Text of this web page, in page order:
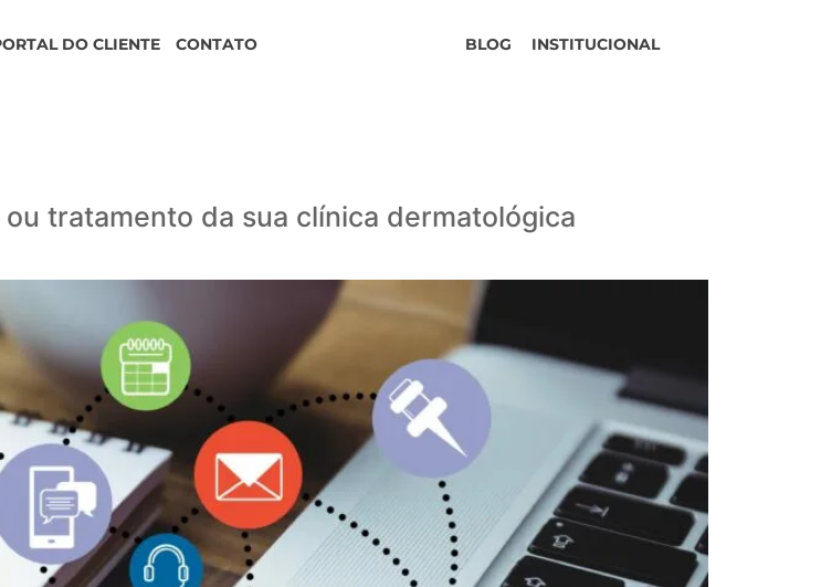
DO CLIENTE CONTATO INSTITUCIONAL
BLOG
tratamento da sua clínica dermatológica